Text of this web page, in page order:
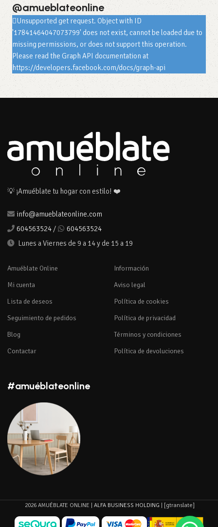
@amueblateonline
Unsupported get request. Object with ID
'17841464047073799' does not exist, cannot be loaded due to
missing permissions, or does not support this operation.
Please read the Graph API documentation at
https://developers.facebook.com/docs/graph-api
💡 ¡Amuéblate tu hogar con estilo! ❤️
info@amueblateonline.com
604563524 /
604563524
Lunes a Viernes de 9 a 14 y de 15 a 19
Amuéblate Online
Mi cuenta
Lista de deseos
Seguimiento de pedidos
Blog
Contactar
Información
Aviso legal
Política de cookies
Política de privacidad
Términos y condiciones
Política de devoluciones
#amuéblateonline
2026 AMUÉBLATE ONLINE | ALFA BUSINESS HOLDING | [gtranslate]